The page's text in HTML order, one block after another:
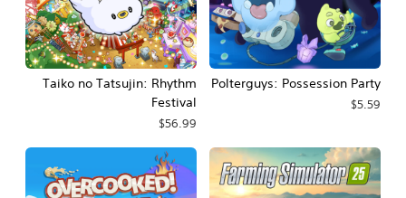
Polterguys: Possession Party
$5.59
Taiko no Tatsujin: Rhythm
Festival
$56.99